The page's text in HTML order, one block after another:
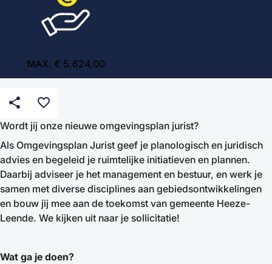
MAX. € 5.624,00
share favorite_border
Wordt jij onze nieuwe omgevingsplan jurist?
Als Omgevingsplan Jurist geef je planologisch en juridisch
advies en begeleid je ruimtelijke initiatieven en plannen.
Daarbij adviseer je het management en bestuur, en werk je
samen met diverse disciplines aan gebiedsontwikkelingen
en bouw jij mee aan de toekomst van gemeente Heeze-
Leende. We kijken uit naar je sollicitatie!
Wat ga je doen?